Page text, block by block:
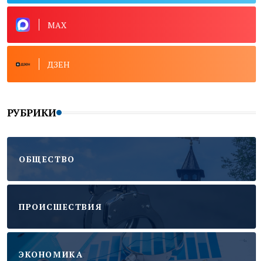
MAX
ДЗЕН
РУБРИКИ
ОБЩЕСТВО
ПРОИСШЕСТВИЯ
ЭКОНОМИКА